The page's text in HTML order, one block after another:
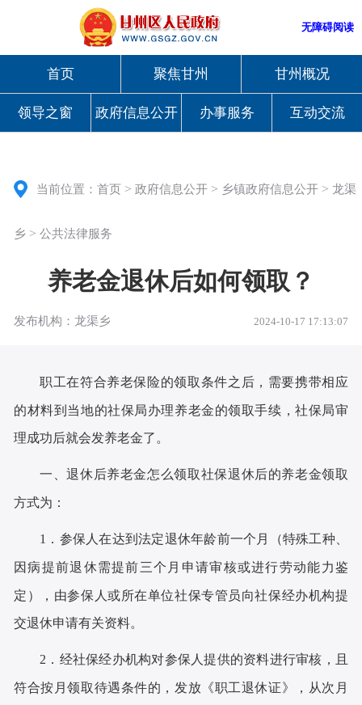
无障碍阅读
首页 聚焦甘州 甘州概况
领导之窗 政府信息公开 办事服务 互动交流
当前位置：首页 >政府信息公开 > 乡镇政府信息公开 >龙渠
乡 >公共法律服务
养老金退休后如何领取？
发布机构：龙渠乡 2024-10-17 17:13:07
职工在符合养老保险的领取条件之后，需要携带相应
的材料到当地的社保局办理养老金的领取手续，社保局审
理成功后就会发养老金了。
一、退休后养老金怎么领取社保退休后的养老金领取
方式为：
1．参保人在达到法定退休年龄前一个月（特殊工种、
因病提前退休需提前三个月申请审核或进行劳动能力鉴
定），由参保人或所在单位社保专管员向社保经办机构提
交退休申请有关资料。
2．经社保经办机构对参保人提供的资料进行审核，且
符合按月领取待遇条件的，发放《职工退休证》，从次月